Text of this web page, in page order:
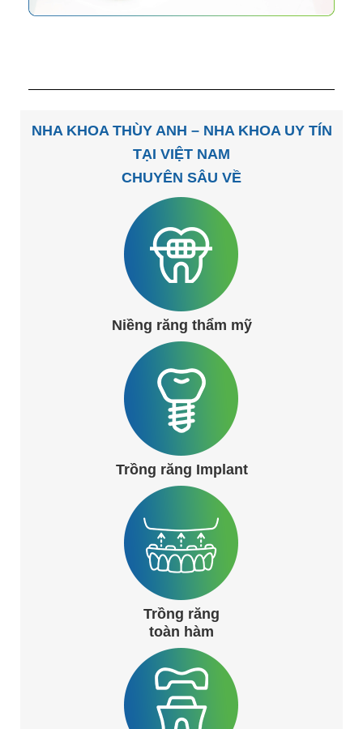
NHA KHOA THÙY ANH – NHA KHOA UY TÍN
TẠI VIỆT NAM
CHUYÊN SÂU VỀ
Niềng răng thẩm mỹ
Trồng răng Implant
Trồng răng
toàn hàm